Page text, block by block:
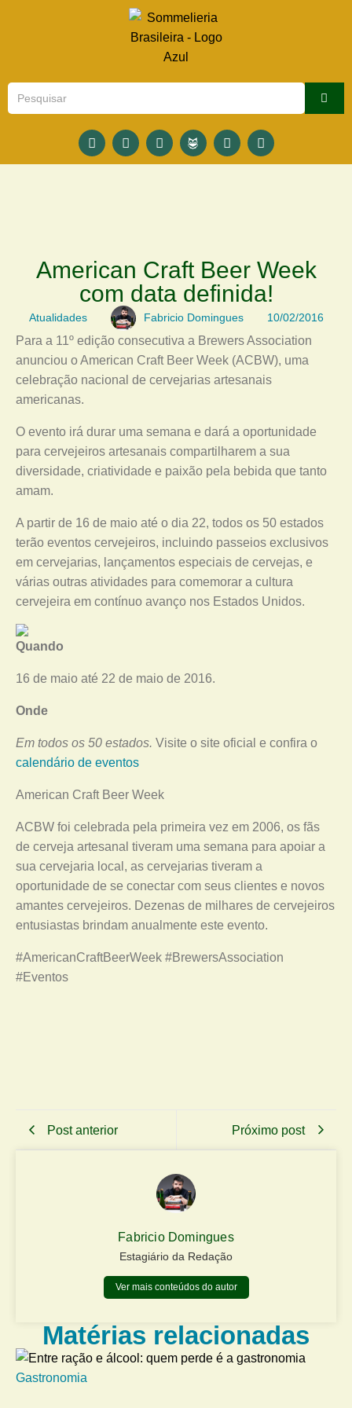
American Craft Beer Week
com data definida!
Atualidades Fabricio Domingues 10/02/2016
Para a 11º edição consecutiva a Brewers Association
anunciou o American Craft Beer Week (ACBW), uma
celebração nacional de cervejarias artesanais
americanas.
O evento irá durar uma semana e dará a oportunidade
para cervejeiros artesanais compartilharem a sua
diversidade, criatividade e paixão pela bebida que tanto
amam.
A partir de 16 de maio até o dia 22, todos os 50 estados
terão eventos cervejeiros, incluindo passeios exclusivos
em cervejarias, lançamentos especiais de cervejas, e
várias outras atividades para comemorar a cultura
cervejeira em contínuo avanço nos Estados Unidos.
Quando
16 de maio até 22 de maio de 2016.
Onde
Em todos os 50 estados. Visite o site oficial e confira o
calendário de eventos
American Craft Beer Week
ACBW foi celebrada pela primeira vez em 2006, os fãs
de cerveja artesanal tiveram uma semana para apoiar a
sua cervejaria local, as cervejarias tiveram a
oportunidade de se conectar com seus clientes e novos
amantes cervejeiros. Dezenas de milhares de cervejeiros
entusiastas brindam anualmente este evento.
#AmericanCraftBeerWeek #BrewersAssociation
#Eventos
Post anterior Próximo post
Fabricio Domingues
Estagiário da Redação
Ver mais conteúdos do autor
Matérias relacionadas
Gastronomia